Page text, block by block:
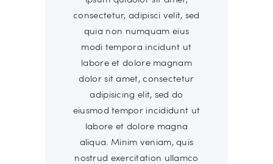
consectetur, adipisci velit, sed
quia non numquam eius
modi tempora incidunt ut
labore et dolore magnam
dolor sit amet, consectetur
adipisicing elit, sed do
eiusmod tempor incididunt ut
labore et dolore magna
aliqua. Minim veniam, quis
nostrud exercitation ullamco